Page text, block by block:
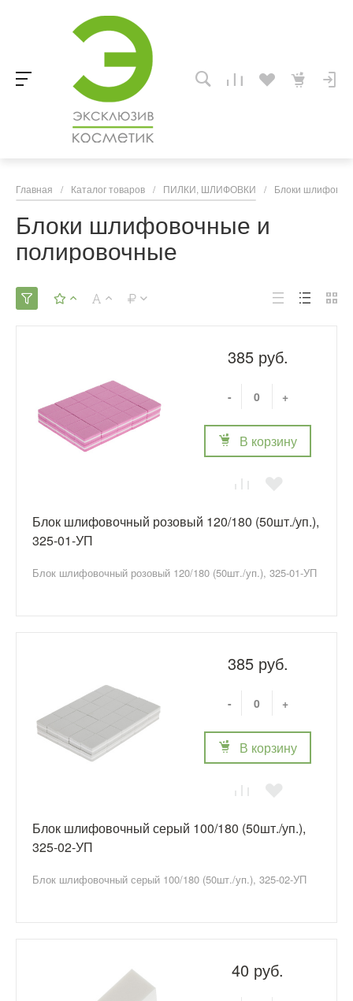
Главная / Каталог товаров / ПИЛКИ, ШЛИФОВКИ / Блоки
Блоки шлифовочные и
полировочные
385 руб.
- +
В корзину
Блок шлифовочный розовый 120/180 (50шт./уп.),
325-01-УП
Блок шлифовочный розовый 120/180 (50шт./уп.), 325-01-УП
385 руб.
- +
В корзину
Блок шлифовочный серый 100/180 (50шт./уп.),
325-02-УП
Блок шлифовочный серый 100/180 (50шт./уп.), 325-02-УП
40 руб.